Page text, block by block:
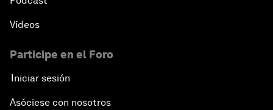
Vídeos
Participe en el Foro
Iniciar sesión
Asóciese con nosotros